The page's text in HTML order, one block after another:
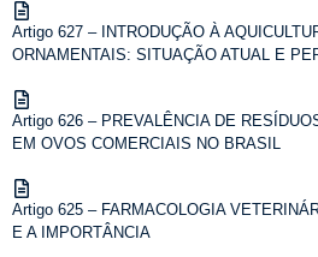
Artigo 627 – INTRODUÇÃO À
ORNAMENTAIS: SITUAÇÃO ATUAL E
Artigo 626 – PREVALÊNCIA DE
EM OVOS COMERCIAIS NO BRASIL
Artigo 625 – FARMACOLOGIA
E A IMPORTÂNCIA